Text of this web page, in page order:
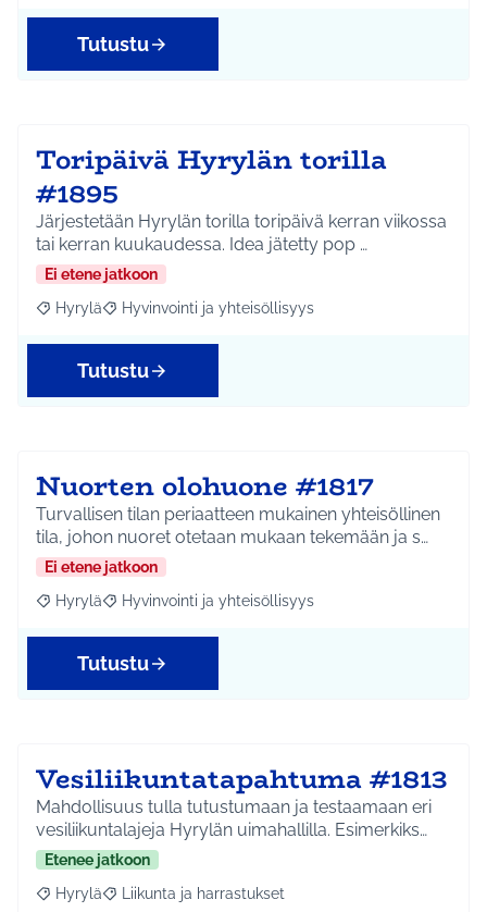
Tutustu
Toripäivä Hyrylän torilla
#1895
Järjestetään Hyrylän torilla toripäivä kerran viikossa
tai kerran kuukaudessa. Idea jätetty pop …
Ei etene jatkoon
Rajaa tulokset aihepiirin mukaan: Hyrylä
Hyrylä Rajaa tulokset teeman mukaan: Hyvinvointi ja
Hyvinvointi ja yhteisöllisyys
Tutustu
Nuorten olohuone #1817
Turvallisen tilan periaatteen mukainen yhteisöllinen
tila, johon nuoret otetaan mukaan tekemään ja s…
Ei etene jatkoon
Rajaa tulokset aihepiirin mukaan: Hyrylä
Hyrylä Rajaa tulokset teeman mukaan: Hyvinvointi ja
Hyvinvointi ja yhteisöllisyys
Tutustu
Vesiliikuntatapahtuma #1813
Mahdollisuus tulla tutustumaan ja testaamaan eri
vesiliikuntalajeja Hyrylän uimahallilla. Esimerkiks…
Etenee jatkoon
Rajaa tulokset aihepiirin mukaan: Hyrylä
Hyrylä Rajaa tulokset teeman mukaan: Liikunta ja
Liikunta ja harrastukset